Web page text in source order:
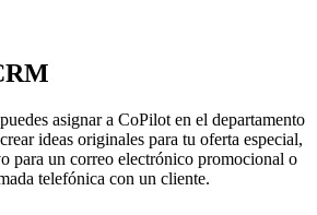
asignar a CoPilot en el departamento
ideas originales para tu oferta especial,
para un correo electrónico promocional o
telefónica con un cliente.